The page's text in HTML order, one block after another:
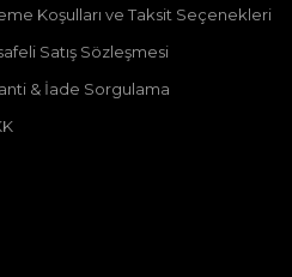
Koşulları ve Taksit Seçenekleri
Satış Sözleşmesi
& İade Sorgulama